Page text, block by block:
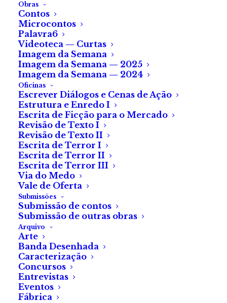
Obras
Contos
Microcontos
Palavra6
Videoteca — Curtas
Imagem da Semana
Imagem da Semana — 2025
Imagem da Semana — 2024
Oficinas
Escrever Diálogos e Cenas de Ação
Estrutura e Enredo I
Escrita de Ficção para o Mercado
Revisão de Texto I
Revisão de Texto II
Escrita de Terror I
Escrita de Terror II
Escrita de Terror III
Via do Medo
Vale de Oferta
Submissões
Submissão de contos
Submissão de outras obras
Arquivo
Arte
Banda Desenhada
Caracterização
Concursos
Entrevistas
Eventos
Fábrica
Paz
de Adrien Lochon
Acordei sobressaltada de novo. O sonho é sempre o